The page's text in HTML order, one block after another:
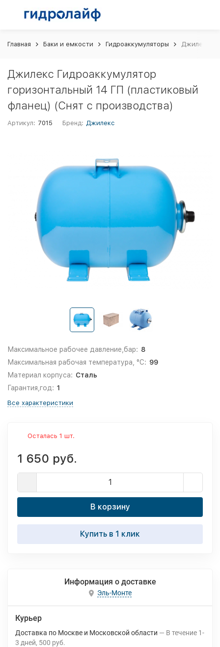
Главная Баки и емкости Гидроаккумуляторы Джилекс
Джилекс Гидроаккумулятор
горизонтальный 14 ГП (пластиковый
фланец) (Снят с производства)
Артикул: 7015 Бренд: Джилекс
Максимальное рабочее давление,бар: 8
Максимальная рабочая температура, °С: 99
Материал корпуса: Сталь
Гарантия,год: 1
Все характеристики
Осталась 1 шт.
1 650 руб.
В корзину
Купить в 1 клик
Информация о доставке
Эль-Монте
Курьер
Доставка по Москве и Московской области В течение 1-
3 дней 500 руб.